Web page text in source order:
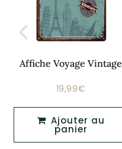
Affiche Voyage Vintage
Prix
19,99€
Ajouter au
panier